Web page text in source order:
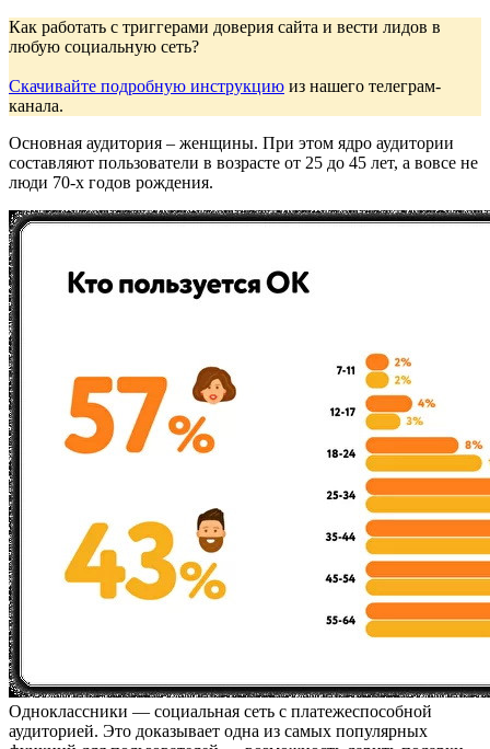
Как работать с триггерами доверия сайта и вести лидов в
любую социальную сеть?
Скачивайте подробную инструкцию из нашего телеграм-
канала.
Основная аудитория – женщины. При этом ядро аудитории
составляют пользователи в возрасте от 25 до 45 лет, а вовсе не
люди 70-х годов рождения.
Одноклассники — социальная сеть с платежеспособной
аудиторией. Это доказывает одна из самых популярных